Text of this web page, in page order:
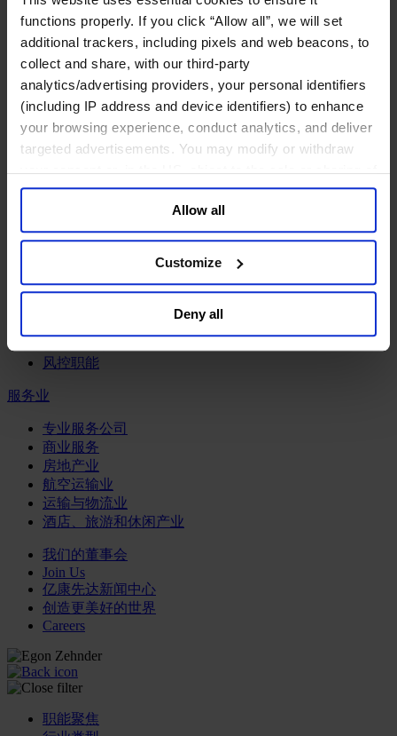
functions properly. If you click “Allow all”, we will set
additional trackers, including pixels and web beacons, to
collect and share, with our third-party
analytics/advertising providers, your personal identifiers
(including IP address and device identifiers) to enhance
your browsing experience, conduct analytics, and deliver
targeted advertisements. You may modify or withdraw
your consent or, in the US, object to the sale or sharing of
your data for targeted advertising, by clicking “Do Not
Sell or Share My Personal Information” in the footer of
the website. You must opt-out of each device and each
browser. For additional information and retention terms
general collection and use of personal information see
Allow all
Customize
Deny all
工业
化工与过程工业咨询团队
汽车与交通设备
能源业
金属与矿业
金融服务业
主权财富基金
保险业
投资银行、企业银行与金融市场
私募股权投资行业
财富管理
风控职能
服务业
专业服务公司
商业服务
房地产业
航空运输业
运输与物流业
酒店、旅游和休闲产业
我们的董事会
Join Us
亿康先达新闻中心
创造更美好的世界
Careers
职能聚焦